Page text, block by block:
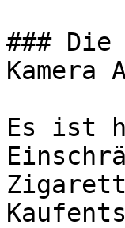
###
Kamera
Es ist